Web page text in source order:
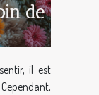
de
il est